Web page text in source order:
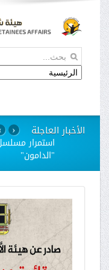
الأخبار العاجلة
استمرار
"الدامون"
‹